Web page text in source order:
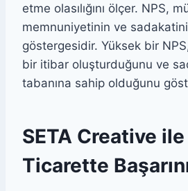
etme olasılığını ölçer. NPS,
memnuniyetinin ve
göstergesidir. Yüksek bir
bir itibar oluşturduğunu ve
tabanına sahip olduğunu
SETA Creative
Ticarette